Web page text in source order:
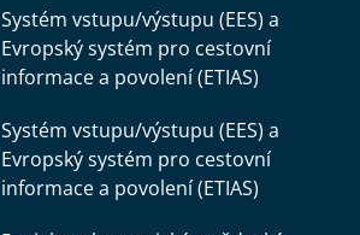
Systém vstupu/výstupu (EES) a
Evropský systém pro cestovní
informace a povolení (ETIAS)
Systém vstupu/výstupu (EES) a
Evropský systém pro cestovní
informace a povolení (ETIAS)